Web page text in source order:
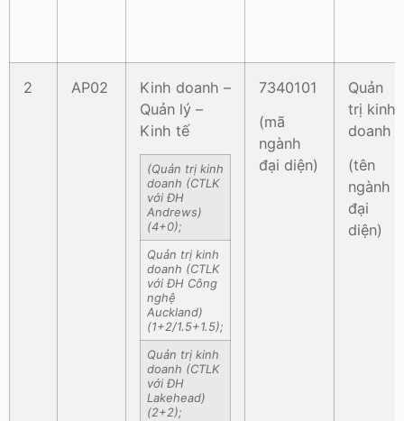
2 AP02
Kinh doanh –
Quản lý –
Kinh tế
(Quản trị kinh
doanh (CTLK
với ĐH
Andrews)
(4+0);
Quản trị kinh
doanh (CTLK
với ĐH Công
nghệ
Auckland)
(1+2/1.5+1.5);
Quản trị kinh
doanh (CTLK
với ĐH
Lakehead)
(2+2);
7340101
(mã
ngành
đại diện)
Quản
trị kinh
doanh
(tên
ngành
đại
diện)